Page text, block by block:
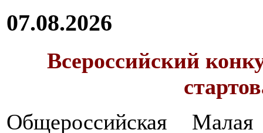
07.08.2026
Всероссийский
Общероссийская